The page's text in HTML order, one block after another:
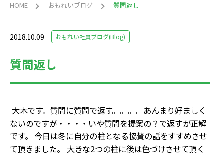
HOME おもれいブログ 質問返し
2018.10.09 おもれい社員ブログ(Blog)
質問返し
大木です。質問に質問で返す。。。。あんまり好ましく
ないのですが・・・・いや質問を提案の？で返すが正解
です。 今日は冬に自分の柱となる協賛の話をすすめさせ
て頂きました。 大きな2つの柱に後は色づけさせて頂く